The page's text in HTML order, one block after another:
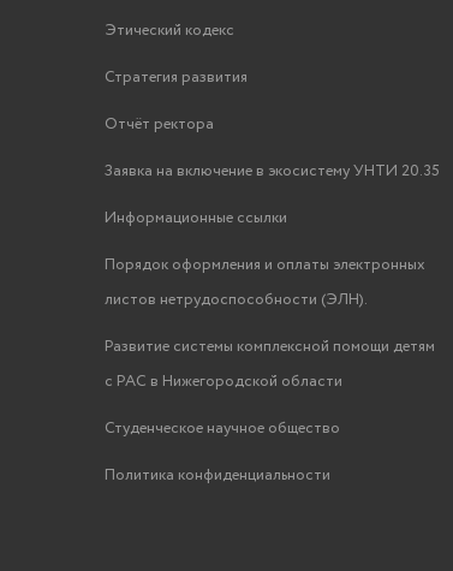
Этический кодекс
Стратегия развития
Отчёт ректора
Заявка на включение в экосистему УНТИ 20.35
Информационные ссылки
Порядок оформления и оплаты электронных
листов нетрудоспособности (ЭЛН).
Развитие системы комплексной помощи детям
с РАС в Нижегородской области
Студенческое научное общество
Политика конфиденциальности